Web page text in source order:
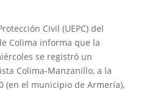
Civil (UEPC) del
Colima informa que la
se registró un
Colima-Manzanillo, a la
(en el municipio de Armería),